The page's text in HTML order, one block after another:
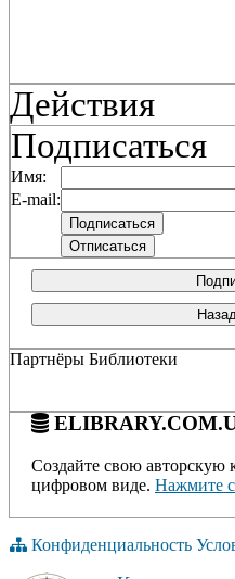
Действия
Подписаться
Имя:
E-mail:
Партнёры Библиотеки
Создайте свою авторскую
цифровом виде. Нажмите
Конфиденциальность